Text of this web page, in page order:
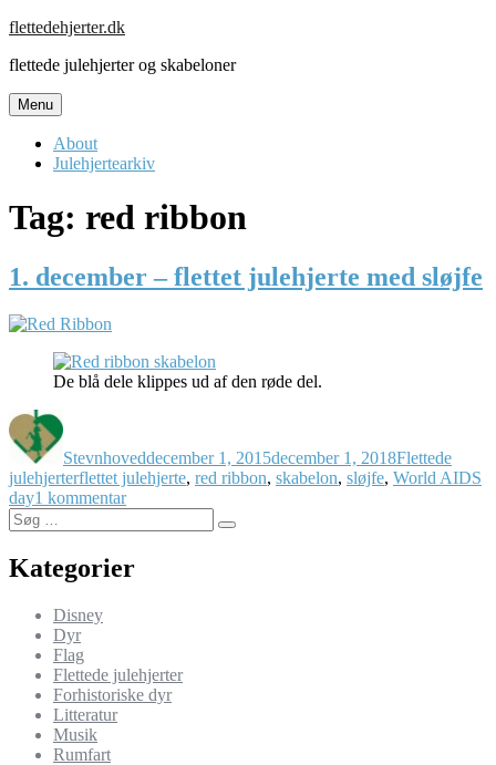
Skip
content
flettedehjerter.dk
flettede julehjerter og skabeloner
Menu
About
Julehjertearkiv
Tag: red ribbon
1. december – flettet julehjerte med sløjfe
De blå dele klippes ud af den røde del.
Stevnhoveddecember 1, 2015december 1, 2018Flettede
julehjerterTags
flettet julehjerte, red ribbon, skabelon, sløjfe, World AIDS
day1 kommentartil
december
flettet
Søg
efter:
Søg
Kategorier
Disney
Dyr
Flag
Flettede julehjerter
Forhistoriske dyr
Litteratur
Musik
Rumfart